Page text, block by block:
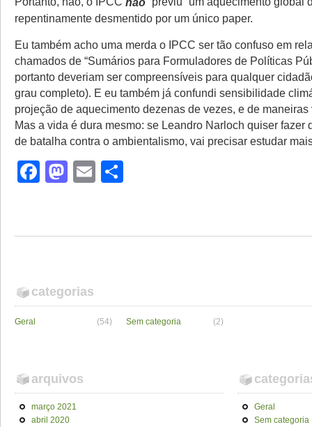
repentinamente desmentido por um único paper.
Eu também acho uma merda o IPCC ser tão confuso em
chamados de “Sumários para Formuladores de Políticas
portanto deveriam ser compreensíveis para qualquer
grau completo). E eu também já confundi sensibilidade
projeção de aquecimento dezenas de vezes, e de
Mas a vida é dura mesmo: se Leandro Narloch quiser fazer
de batalha contra o ambientalismo, vai precisar estudar
Facebook
Mastodon
Email
categorias
Geral (54) Sem categoria (2)
arquivos
março 2021
abril 2020
Geral
Sem categoria